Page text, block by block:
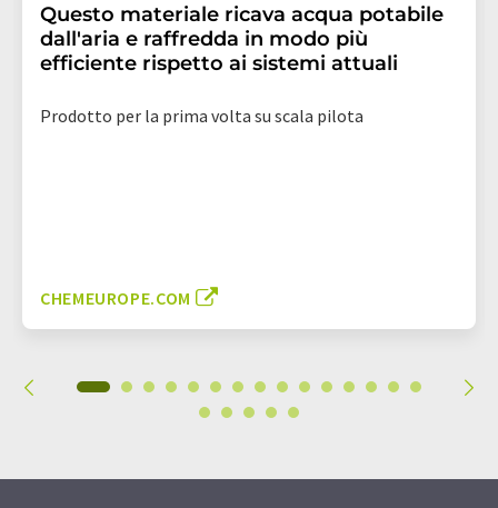
Questo materiale ricava acqua potabile
dall'aria e raffredda in modo più
efficiente rispetto ai sistemi attuali
Prodotto per la prima volta su scala pilota
CHEMEUROPE.COM